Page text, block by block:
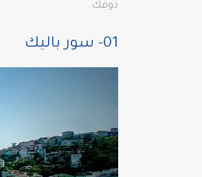
ذوقك.
01- سور باليك